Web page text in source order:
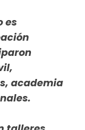
es
academia